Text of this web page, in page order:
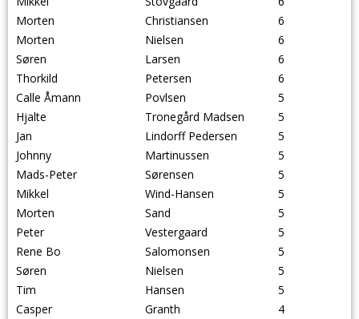
Morten
Christiansen
6
Morten
Nielsen
6
Søren
Larsen
6
Thorkild
Petersen
6
Calle Åmann
Povlsen
5
Hjalte
Tronegård Madsen
5
Jan
Lindorff Pedersen
5
Johnny
Martinussen
5
Mads-Peter
Sørensen
5
Mikkel
Wind-Hansen
5
Morten
Sand
5
Peter
Vestergaard
5
Rene Bo
Salomonsen
5
Søren
Nielsen
5
Tim
Hansen
5
Casper
Granth
4